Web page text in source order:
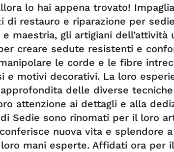
lo hai appena trovato!
di restauro e riparazione per
maestria, gli artigiani
creare sedute resistenti e
le corde e le fibre
e motivi decorativi. La loro
delle diverse
attenzione ai dettagli e alla
Sedie sono rinomati per il loro
nuova vita e splendore
mani esperte. Affidati ora per